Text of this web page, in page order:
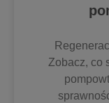
Zobacz, co